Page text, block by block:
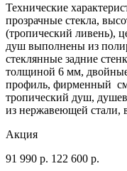
Технические
прозрачные стекла,
(тропический ливень),
душ выполнены из
стеклянные задние
толщиной 6 мм,
профиль, фирменный
тропический душ,
из нержавеющей стали,
Акция
91 990 р. 122 600 р.